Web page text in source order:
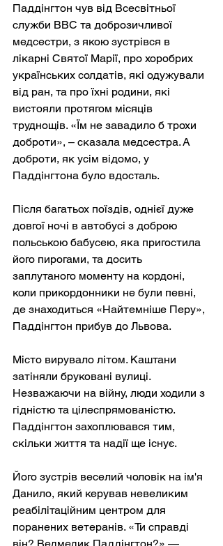
Паддінгтон чув від Всесвітньої
служби BBC та доброзичливої
медсестри, з якою зустрівся в
лікарні Святої Марії, про хоробрих
українських солдатів, які одужували
від ран, та про їхні родини, які
вистояли протягом місяців
труднощів. «Їм не завадило б трохи
доброти», – сказала медсестра. А
доброти, як усім відомо, у
Паддінгтона було вдосталь.
Після багатьох поїздів, однієї дуже
довгої ночі в автобусі з доброю
польською бабусею, яка пригостила
його пирогами, та досить
заплутаного моменту на кордоні,
коли прикордонники не були певні,
де знаходиться «Найтемніше Перу»,
Паддінгтон прибув до Львова.
Місто вирувало літом. Каштани
затіняли бруковані вулиці.
Незважаючи на війну, люди ходили з
гідністю та цілеспрямованістю.
Паддінгтон захоплювався тим,
скільки життя та надії ще існує.
Його зустрів веселий чоловік на ім'я
Данило, який керував невеликим
реабілітаційним центром для
поранених ветеранів. «Ти справді
він? Ведмедик Паддінгтон?» —